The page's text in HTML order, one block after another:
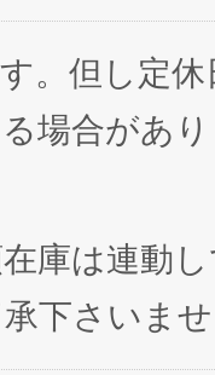
。但し定休
場合があ
庫は連動
下さいま